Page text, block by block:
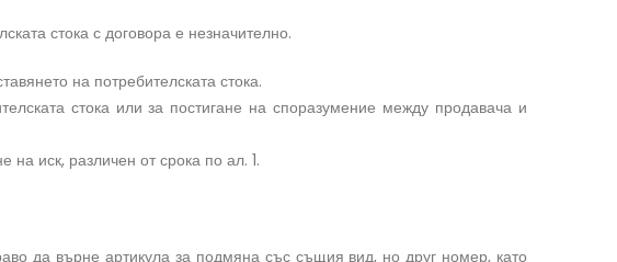
стока с договора е незначително.
на потребителската стока.
стока или за постигане на споразумение между продавача и
иск, различен от срока по ал. 1.
да върне артикула за подмяна със същия вид, но друг номер, като